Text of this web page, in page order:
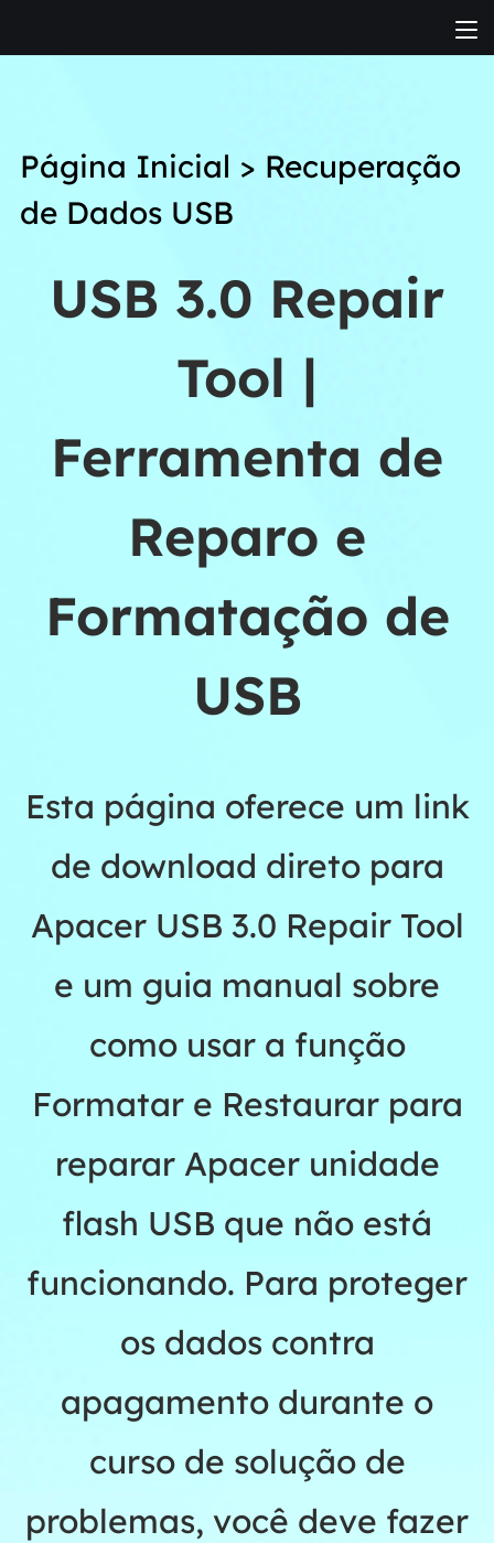
Página Inicial > Recuperação
de Dados USB
USB 3.0 Repair
Tool |
Ferramenta de
Reparo e
Formatação de
USB
Esta página oferece um link
de download direto para
Apacer USB 3.0 Repair Tool
e um guia manual sobre
como usar a função
Formatar e Restaurar para
reparar Apacer unidade
flash USB que não está
funcionando. Para proteger
os dados contra
apagamento durante o
curso de solução de
problemas, você deve fazer